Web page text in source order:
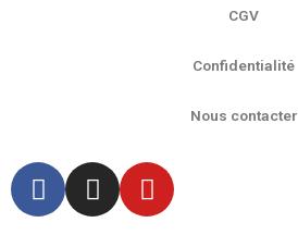
CGV
Confidentialité
Nous contacter